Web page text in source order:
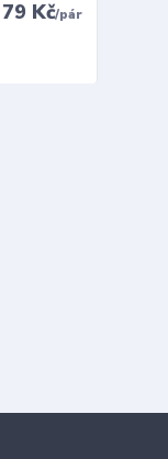
79 Kč/pár